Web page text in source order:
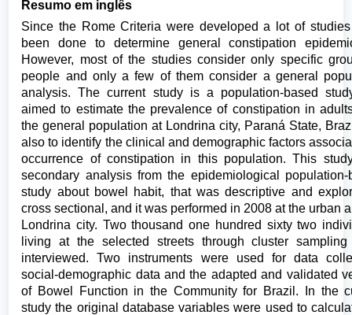
Resumo em inglês
Since the Rome Criteria were developed a lot of
been done to determine general constipation
However, most of the studies consider only specific
people and only a few of them consider a general
analysis. The current study is a population-based
aimed to estimate the prevalence of constipation in
the general population at Londrina city, Paraná State,
also to identify the clinical and demographic factors
occurrence of constipation in this population. This
secondary analysis from the epidemiological population-
study about bowel habit, that was descriptive and
cross sectional, and it was performed in 2008 at the urban
Londrina city. Two thousand one hundred sixty two
living at the selected streets through cluster sampling
interviewed. Two instruments were used for data
social-demographic data and the adapted and validated
of Bowel Function in the Community for Brazil. In the
study the original database variables were used to